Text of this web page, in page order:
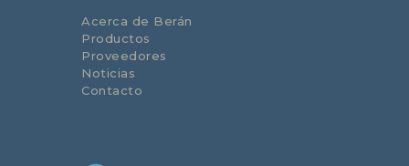
Acerca de Berán
Productos
Proveedores
Noticias
Contacto